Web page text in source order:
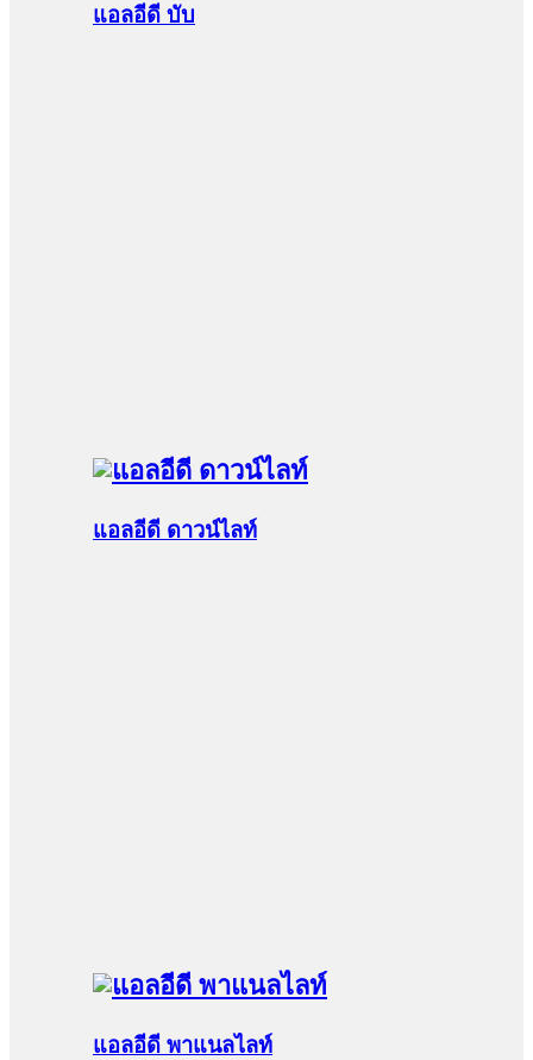
แอลอีดี บับ
แอลอีดี ดาวน์ไลท์
แอลอีดี พาแนลไลท์